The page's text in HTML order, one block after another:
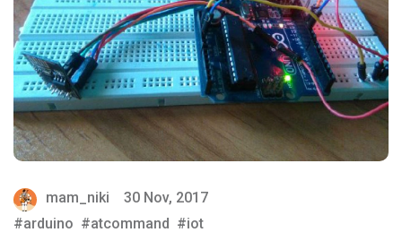
mam_niki
30 Nov, 2017
arduino
atcommand iot